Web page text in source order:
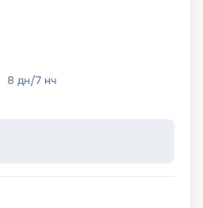
8 дн/7 нч